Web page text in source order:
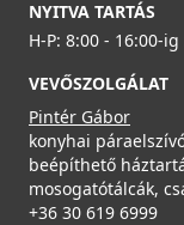
NYITVA TARTÁS
H-P: 8:00 - 16:00-
VEVŐSZOLGÁLAT
Pintér Gábor
konyhai
beépíthető
mosogatótálcák,
+36 30 619 6999